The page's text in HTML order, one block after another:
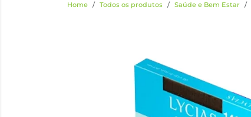
Home Todos os produtos Saúde e Bem Estar